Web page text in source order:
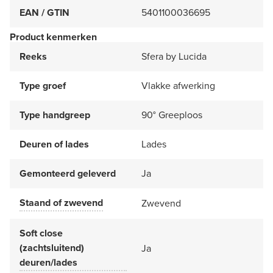
EAN / GTIN
5401100036695
Product kenmerken
Reeks
Sfera by Lucida
Type groef Vlakke afwerking
Type handgreep 90° Greeploos
Deuren of lades Lades
Gemonteerd geleverd Ja
Staand of zwevend Zwevend
Soft close
(zachtsluitend)
deuren/lades
Ja